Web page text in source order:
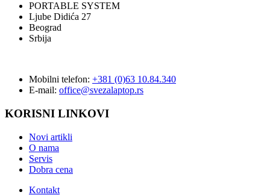
PORTABLE SYSTEM
Ljube Didića 27
Beograd
Srbija
Mobilni telefon: +381 (0)63 10.84.340
E-mail: office@svezalaptop.rs
KORISNI LINKOVI
Novi artikli
O nama
Servis
Dobra cena
Kontakt